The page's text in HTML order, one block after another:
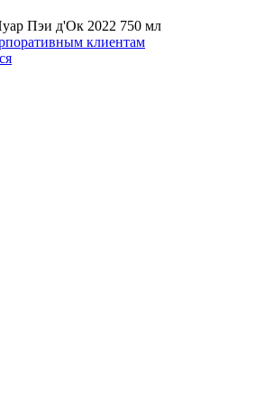
Пэи д'Ок 2022 750 мл
клиентам